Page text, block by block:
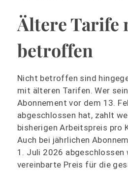
Ältere Tarife
betroffen
Nicht betroffen sind
mit älteren Tarifen. Wer
Abonnement vor dem 13.
abgeschlossen hat, zahlt
bisherigen Arbeitspreis pro
Auch bei jährlichen
1. Juli 2026 abgeschlossen
vereinbarte Preis für die